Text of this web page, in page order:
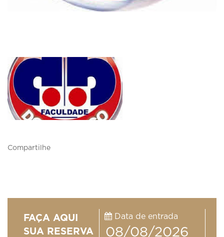
Compartilhe
FAÇA AQUI
SUA RESERVA
Data de entrada